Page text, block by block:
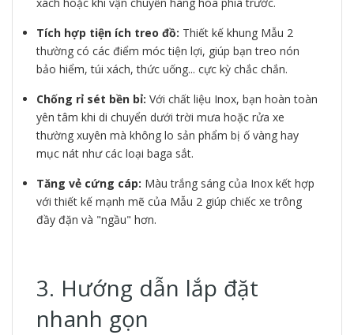
Tích hợp tiện ích treo đồ: Thiết kế khung Mẫu 2
thường có các điểm móc tiện lợi, giúp bạn treo nón
bảo hiểm, túi xách, thức uống... cực kỳ chắc chắn.
Chống rỉ sét bền bỉ: Với chất liệu Inox, bạn hoàn toàn
yên tâm khi di chuyển dưới trời mưa hoặc rửa xe
thường xuyên mà không lo sản phẩm bị ố vàng hay
mục nát như các loại baga sắt.
Tăng vẻ cứng cáp: Màu trắng sáng của Inox kết hợp
với thiết kế mạnh mẽ của Mẫu 2 giúp chiếc xe trông
đầy đặn và "ngầu" hơn.
3. Hướng dẫn lắp đặt
nhanh gọn